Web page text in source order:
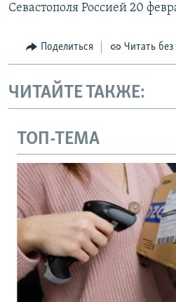
Севастополя Россией 20
Поделиться Читать без
ЧИТАЙТЕ ТАКЖЕ:
ТОП-ТЕМА